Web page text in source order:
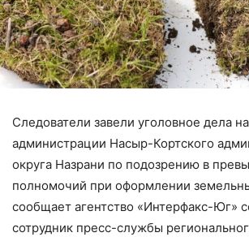
Следователи завели уголовное дела
администрации Насыр-Кортского
округа Назрани по подозрению в
полномочий при оформлении
сообщает агентство «Интерфакс-Юг»
сотрудник пресс-службы